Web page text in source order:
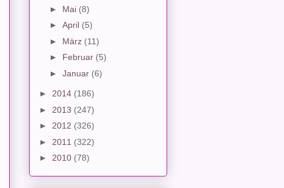
► Mai (8)
► April (5)
► März (11)
► Februar (5)
► Januar (6)
► 2014 (186)
► 2013 (247)
► 2012 (326)
► 2011 (322)
► 2010 (78)